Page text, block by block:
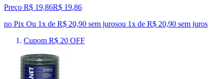
Preço R$ 19,86R$ 19,86
no Pix Ou 1x de R$ 20,90 sem jurosou 1x de R$ 20,90 sem juros
Cupom R$ 20 OFF